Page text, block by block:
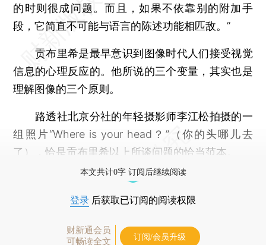
的时则很成问题。而且，如果不依靠别的附加手
段，它简直不可能与语言的陈述功能相匹敌。”
贡布里希是最早意识到图像时代人们接受视觉
信息的心理反应的。他所说的三个变量，其实也是
理解图像的三个原则。
路透社北京分社的年轻摄影师李江松拍摄的一
组照片“Where is your head？”（你的头哪儿去
了），恰是贡布里希以上所谈问题的恰当范本。
本文共计0字 订阅后继续阅读
登录 后获取已订阅的阅读权限
财新通会员
可畅读全文
订阅/会员升级